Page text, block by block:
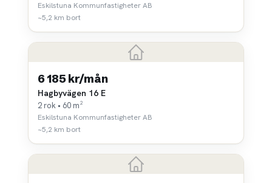
Eskilstuna Kommunfastigheter AB
~5,2 km bort
6 185 kr/mån
Hagbyvägen 16 E
2 rok • 60 m²
Eskilstuna Kommunfastigheter AB
~5,2 km bort